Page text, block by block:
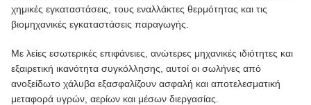
χημικές εγκαταστάσεις, τους εναλλάκτες θερμότητας και τις
βιομηχανικές εγκαταστάσεις παραγωγής.
Με λείες εσωτερικές επιφάνειες, ανώτερες μηχανικές ιδιότητες και
εξαιρετική ικανότητα συγκόλλησης, αυτοί οι σωλήνες από
ανοξείδωτο χάλυβα εξασφαλίζουν ασφαλή και αποτελεσματική
μεταφορά υγρών, αερίων και μέσων διεργασίας.